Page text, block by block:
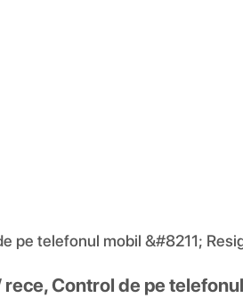
pe telefonul mobil &#8211;
Control de pe